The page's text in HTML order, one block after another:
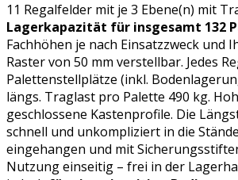
11 Regalfelder mit je 3 Ebene(n) mit
Lagerkapazität für insgesamt 132
Fachhöhen je nach Einsatzzweck und
Raster von 50 mm verstellbar. Jedes
Palettenstellplätze (inkl.
längs. Traglast pro Palette 490 kg.
geschlossene Kastenprofile. Die
schnell und unkompliziert in die
eingehangen und mit
Nutzung einseitig – frei in der